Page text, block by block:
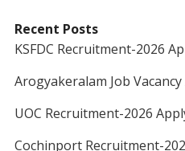
Recent Posts
KSFDC Recruitment-2026
Arogyakeralam Job
UOC Recruitment-2026
Cochinport Recruitment-